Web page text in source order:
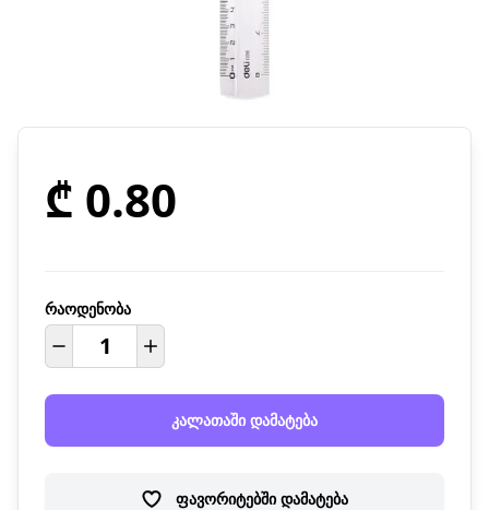
₾ 0.80
რაოდენობა
კალათაში დამატება
ფავორიტებში დამატება